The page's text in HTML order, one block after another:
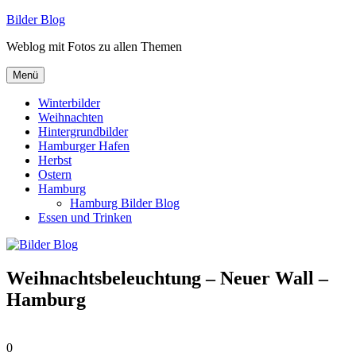
Zum
springen
Bilder Blog
Weblog mit Fotos zu allen Themen
Menü
Winterbilder
Weihnachten
Hintergrundbilder
Hamburger Hafen
Herbst
Ostern
Hamburg
Hamburg Bilder Blog
Essen und Trinken
Weihnachtsbeleuchtung – Neuer Wall –
Hamburg
0